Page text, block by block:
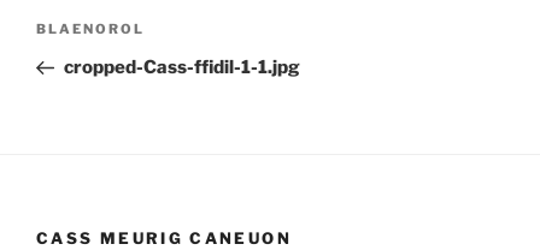
Llywio
Cofnod
Blaenorol
BLAENOROL
cropped-Cass-ffidil-1-1.jpg
CASS MEURIG CANEUON